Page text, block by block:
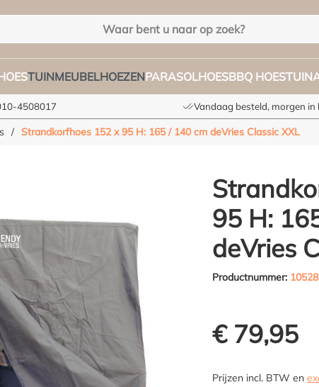
TUINMEUBELHOEZENPARASOLHOESBBQ HOES
4508017 Vandaag besteld, morgen in
/ Strandkorfhoes 152 x 95 H: 165 / 140 cm deVries Classic XXL
95 H:
deVries
Productnummer: 10528
€ 79,95
Prijzen incl. BTW en